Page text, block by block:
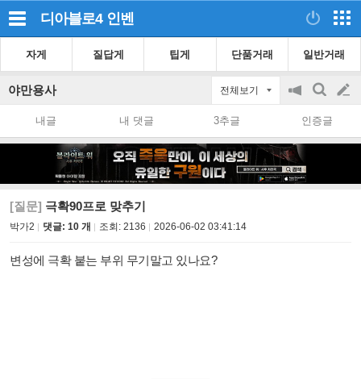
디아블로4 인벤
자게 질답게 팁게 단품거래 일반거래
야만용사 전체보기
공
on/off
검
색
글
쓰
내글 내 댓글 3추글 인증글
[질문] 극확90프로 맞추기
박가2 댓글: 10 개 조회: 2136 2026-06-02 03:41:14
변성에 극확 붙는 부위 무기말고 있나요?